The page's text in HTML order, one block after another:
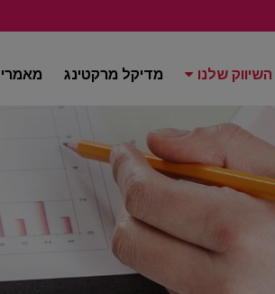
השיווק שלנו מדיקל מרקטינג